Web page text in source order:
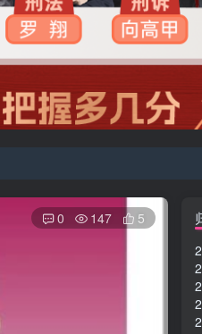
），客服会协助将登陆方式更改
0 147 5